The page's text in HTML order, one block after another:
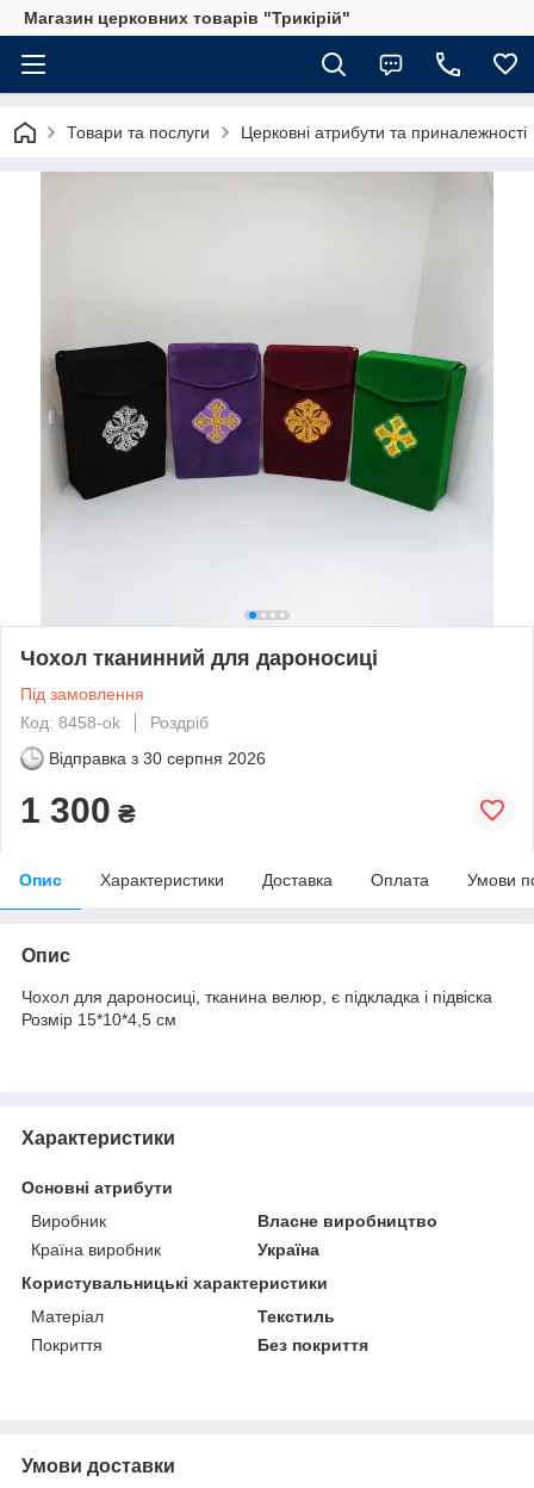
Магазин церковних товарів "Трикірій"
Товари та послуги Церковні атрибути та приналежності
Чохол тканинний для дароносиці
Під замовлення
Код: 8458-ok
Роздріб
Відправка з 30 серпня 2026
1 300 ₴
Опис Характеристики Доставка Оплата Умови
Опис
Чохол для дароносиці, тканина велюр, є підкладка і підвіска
Розмір 15*10*4,5 см
Характеристики
Основні атрибути
Виробник
Власне виробництво
Країна виробник
Україна
Користувальницькі характеристики
Матеріал
Текстиль
Покриття
Без покриття
Умови доставки